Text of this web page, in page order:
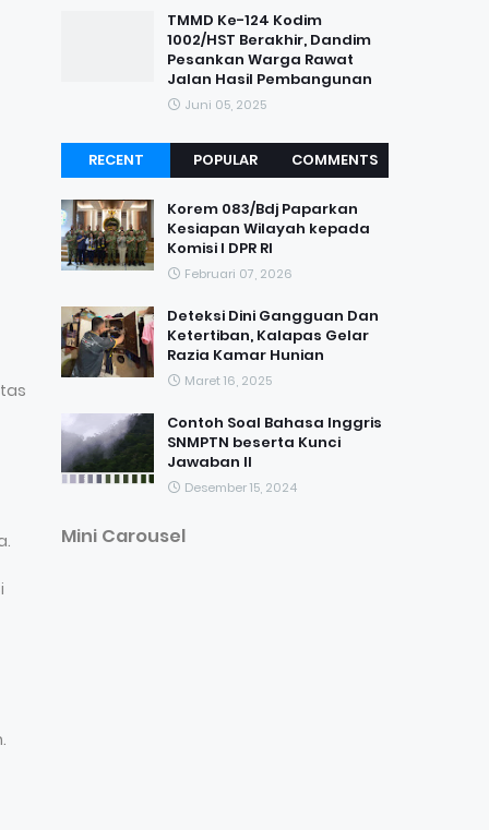
TMMD Ke-124 Kodim
1002/HST Berakhir, Dandim
Pesankan Warga Rawat
Jalan Hasil Pembangunan
Juni 05, 2025
RECENT POPULAR COMMENTS
Korem 083/Bdj Paparkan
Kesiapan Wilayah kepada
Komisi I DPR RI
Februari 07, 2026
Deteksi Dini Gangguan Dan
Ketertiban, Kalapas Gelar
Razia Kamar Hunian
Maret 16, 2025
Contoh Soal Bahasa Inggris
SNMPTN beserta Kunci
Jawaban II
Desember 15, 2024
Mini Carousel